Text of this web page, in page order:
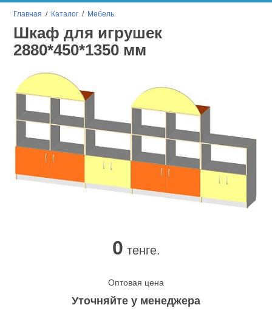
Главная / Каталог / Мебель
Шкаф для игрушек
2880*450*1350 мм
0 тенге.
Оптовая цена
Уточняйте у менеджера